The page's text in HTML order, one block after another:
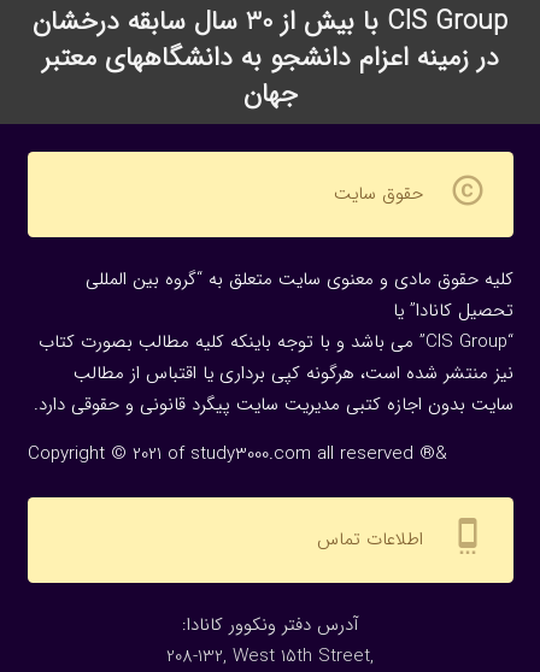
CIS Group با بیش از 30 سال سابقه درخشان
در زمینه اعزام دانشجو به دانشگاههای معتبر
جهان
copyright حقوق سایت
کلیه حقوق مادی و معنوی سایت متعلق به “گروه بین المللی
تحصیل کانادا” یا
“CIS Group” می باشد و با توجه باینکه کلیه مطالب بصورت کتاب
نیز منتشر شده است، هرگونه كپی برداری یا اقتباس از مطالب
سایت بدون اجازه كتبی مدیریت سایت پیگرد قانونی و حقوقی دارد.
Copyright © 2021 of study3000.com all reserved ®&
settings_cell اطلاعات تماس
:آدرس دفتر ونکوور کانادا
208-132, West 15th Street,